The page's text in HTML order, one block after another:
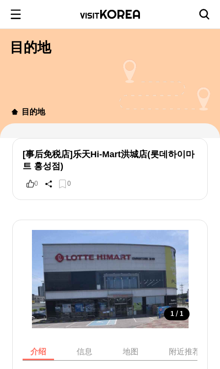
目的地
目的地
[事后免税店]乐天Hi-Mart洪城店(롯데하이마
트 홍성점)
0 0
1 / 1
介绍 信息 地图 附近推荐景点